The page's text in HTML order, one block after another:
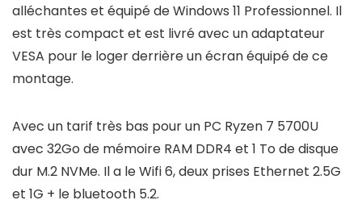
alléchantes et équipé de Windows 11 Professionnel. Il
est très compact et est livré avec un adaptateur
VESA pour le loger derrière un écran équipé de ce
montage.
Avec un tarif très bas pour un PC Ryzen 7 5700U
avec 32Go de mémoire RAM DDR4 et 1 To de disque
dur M.2 NVMe. Il a le Wifi 6, deux prises Ethernet 2.5G
et 1G + le bluetooth 5.2.